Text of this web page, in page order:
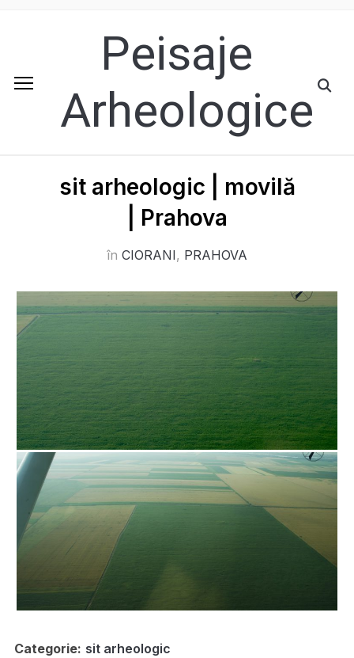
Peisaje
Arheologice
sit arheologic | movilă
| Prahova
în CIORANI, PRAHOVA
Categorie: sit arheologic